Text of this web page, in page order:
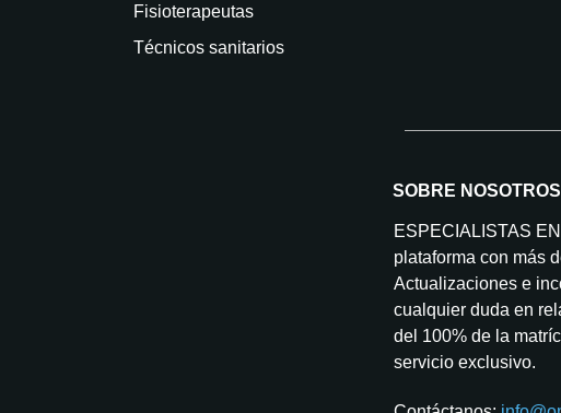
Fisioterapeutas
Técnicos sanitarios
SOBRE NOSOTROS
ESPECIALISTAS
plataforma con más
Actualizaciones e
cualquier duda en
del 100% de la
servicio exclusivo.